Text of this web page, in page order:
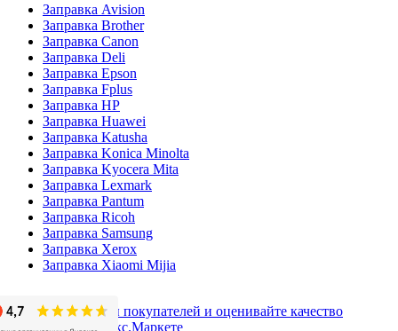
Заправка Avision
Заправка Brother
Заправка Canon
Заправка Deli
Заправка Epson
Заправка Fplus
Заправка HP
Заправка Huawei
Заправка Katusha
Заправка Konica Minolta
Заправка Kyocera Mita
Заправка Lexmark
Заправка Pantum
Заправка Ricoh
Заправка Samsung
Заправка Xerox
Заправка Xiaomi Mijia